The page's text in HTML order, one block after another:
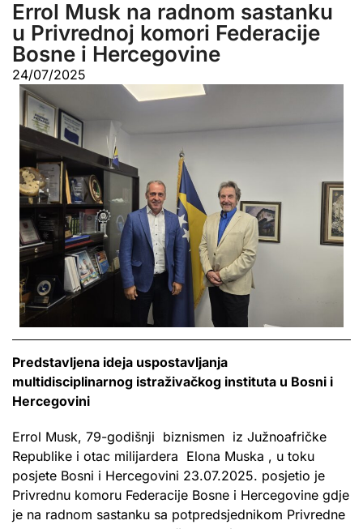
Errol Musk na radnom sastanku
u Privrednoj komori Federacije
Bosne i Hercegovine
24/07/2025
Predstavljena ideja uspostavljanja
multidisciplinarnog istraživačkog instituta u Bosni i
Hercegovini
Errol Musk, 79-godišnji biznismen iz Južnoafričke
Republike i otac milijardera Elona Muska , u toku
posjete Bosni i Hercegovini 23.07.2025. posjetio je
Privrednu komoru Federacije Bosne i Hercegovine gdje
je na radnom sastanku sa potpredsjednikom Privredne